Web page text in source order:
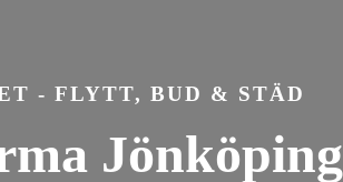
- FLYTT, BUD & STÄD
Jönköping